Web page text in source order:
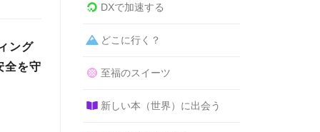
ング
全を守
DXで加速する
どこに行く？
至福のスイーツ
新しい本（世界）に出会う